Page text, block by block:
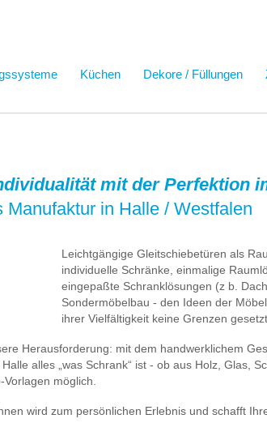
Küchen Dekore / Füllungen
mit der Perfektion
Manufaktur in Halle / Westfalen
Leichtgängige Gleitschiebetüren als
individuelle Schränke, einmalige
eingepaßte Schranklösungen (z b.
Sondermöbelbau - den Ideen der
ihrer Vielfältigkeit keine Grenzen gesetzt.
Herausforderung: mit dem handwerklichem
alles „was Schrank“ ist - ob aus Holz, Glas,
möglich.
wird zum persönlichen Erlebnis und schafft